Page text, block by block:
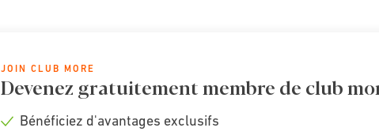
JOIN CLUB MORE
Devenez gratuitement membre de club
Bénéficiez d'avantages exclusifs